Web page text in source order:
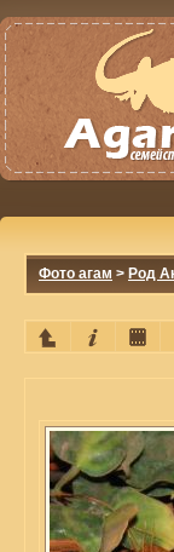
Фото агам > Род